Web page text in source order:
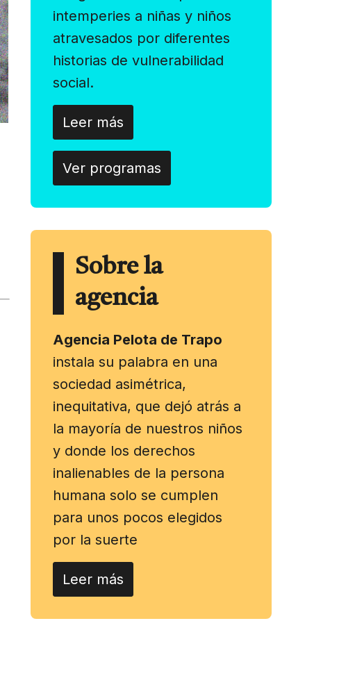
intemperies a niñas y niños
atravesados por diferentes
historias de vulnerabilidad
social.
Leer más
Ver programas
Sobre la
agencia
Agencia Pelota de Trapo
instala su palabra en una
sociedad asimétrica,
inequitativa, que dejó atrás a
la mayoría de nuestros niños
y donde los derechos
inalienables de la persona
humana solo se cumplen
para unos pocos elegidos
por la suerte
Leer más